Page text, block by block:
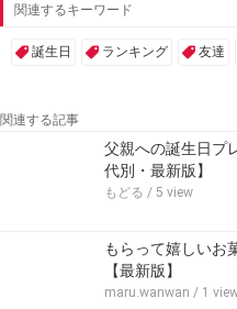
関連するキーワード
誕生日 ランキング 友達
関連する記事
父親への誕生日プ
代別・最新版】
もどる / 5 view
もらって嬉しいお
【最新版】
maru.wanwan / 1